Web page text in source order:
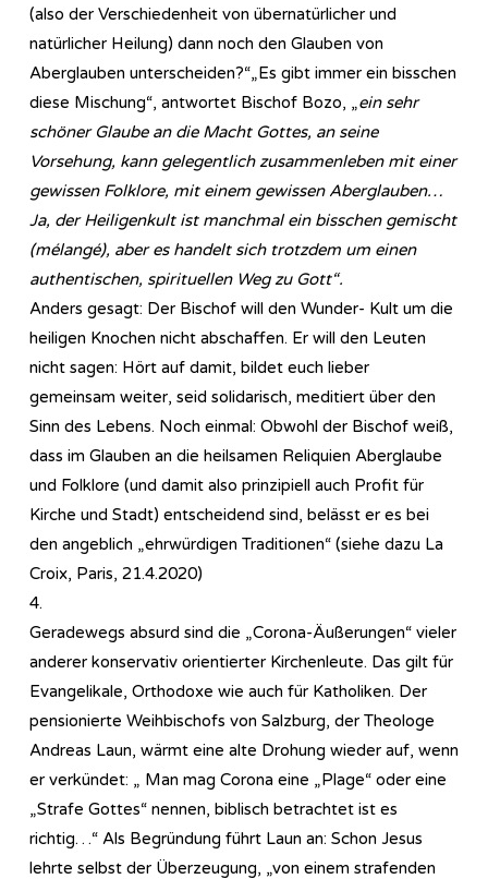
(also der Verschiedenheit von übernatürlicher und
natürlicher Heilung) dann noch den Glauben von
Aberglauben unterscheiden?“„Es gibt immer ein bisschen
diese Mischung“, antwortet Bischof Bozo, „ein sehr
schöner Glaube an die Macht Gottes, an seine
Vorsehung, kann gelegentlich zusammenleben mit einer
gewissen Folklore, mit einem gewissen Aberglauben…
Ja, der Heiligenkult ist manchmal ein bisschen gemischt
(mélangé), aber es handelt sich trotzdem um einen
authentischen, spirituellen Weg zu Gott“.
Anders gesagt: Der Bischof will den Wunder- Kult um die
heiligen Knochen nicht abschaffen. Er will den Leuten
nicht sagen: Hört auf damit, bildet euch lieber
gemeinsam weiter, seid solidarisch, meditiert über den
Sinn des Lebens. Noch einmal: Obwohl der Bischof weiß,
dass im Glauben an die heilsamen Reliquien Aberglaube
und Folklore (und damit also prinzipiell auch Profit für
Kirche und Stadt) entscheidend sind, belässt er es bei
den angeblich „ehrwürdigen Traditionen“ (siehe dazu La
Croix, Paris, 21.4.2020)
4.
Geradewegs absurd sind die „Corona-Äußerungen“ vieler
anderer konservativ orientierter Kirchenleute. Das gilt für
Evangelikale, Orthodoxe wie auch für Katholiken. Der
pensionierte Weihbischofs von Salzburg, der Theologe
Andreas Laun, wärmt eine alte Drohung wieder auf, wenn
er verkündet: „ Man mag Corona eine „Plage“ oder eine
„Strafe Gottes“ nennen, biblisch betrachtet ist es
richtig…“ Als Begründung führt Laun an: Schon Jesus
lehrte selbst der Überzeugung, „von einem strafenden